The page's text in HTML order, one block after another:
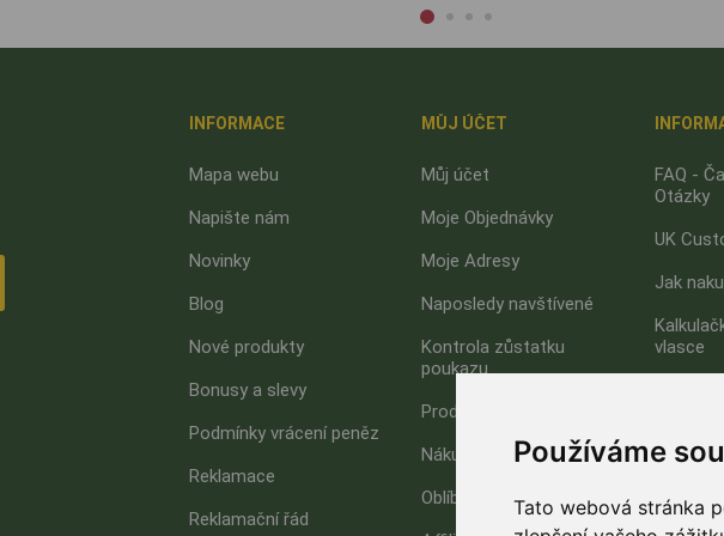
Používáme
Tato webová stránka
INFORMACE
Mapa webu
Napište nám
Novinky
Blog
Nové produkty
Bonusy a slevy
Podmínky vrácení peněz
Reklamace
Reklamační řád
MŮJ ÚČET
Můj účet
Moje Objednávky
Moje Adresy
Naposledy navštívené
Kontrola zůstatku
poukazu
Produkty k porovnání
Nákupní košík
Oblíbené
FAQ -
Otázky
UK
Jak
vlasce
O nás
GDPR